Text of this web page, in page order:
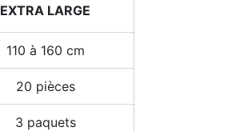
EXTRA LARGE
110 à 160 cm
20 pièces
3 paquets